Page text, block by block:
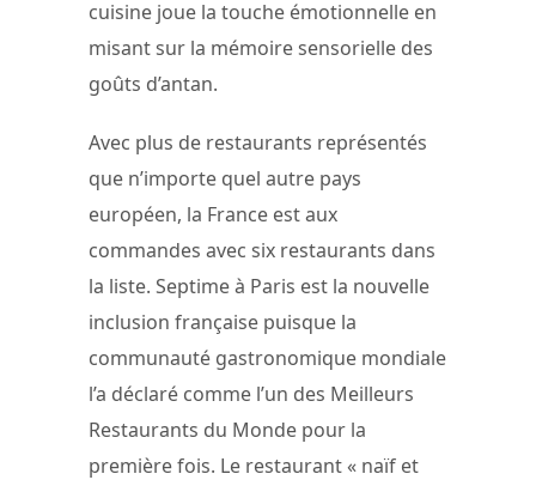
cuisine joue la touche émotionnelle en
misant sur la mémoire sensorielle des
goûts d’antan.
Avec plus de restaurants représentés
que n’importe quel autre pays
européen, la France est aux
commandes avec six restaurants dans
la liste. Septime à Paris est la nouvelle
inclusion française puisque la
communauté gastronomique mondiale
l’a déclaré comme l’un des Meilleurs
Restaurants du Monde pour la
première fois. Le restaurant « naïf et